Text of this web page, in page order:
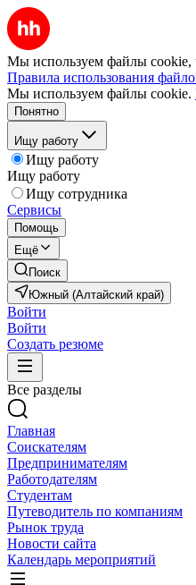
Мы используем файлы cookie,
Правила использования
Мы используем файлы cookie.
Понятно
Ищу работу
Ищу работу
Ищу работу
Ищу сотрудника
Сервисы
Помощь
Ещё
Поиск
Южный (Алтайский край)
Войти
Войти
Создать резюме
Все разделы
Главная
Соискателям
Предпринимателям
Работодателям
Студентам
Путеводитель по компаниям
Рынок труда
Новости сайта
Календарь мероприятий